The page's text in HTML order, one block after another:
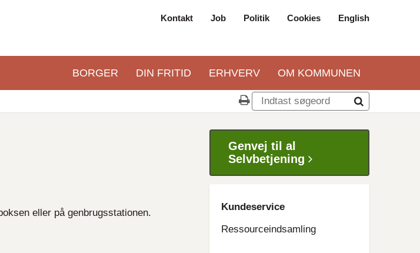
navigation
Kontakt Job Politik Cookies English
Primær
BORGER DIN FRITID ERHVERV OM KOMMUNEN
eller på genbrugsstationen.
Genvej til al
Selvbetjening
Kundeservice
Ressourceindsamling